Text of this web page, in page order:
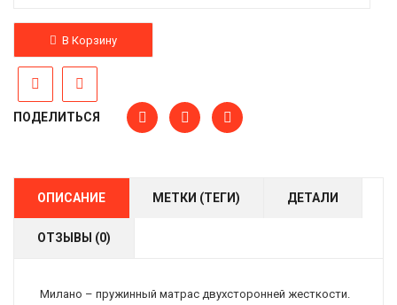
В Корзину
ПОДЕЛИТЬСЯ
ОПИСАНИЕ МЕТКИ (ТЕГИ) ДЕТАЛИ
ОТЗЫВЫ (0)
Милано – пружинный матрас двухсторонней жесткости.